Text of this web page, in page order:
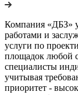
Компания «ДБЗ»
работами и
услуги по
площадок любой
специалисты
учитывая
приоритет -